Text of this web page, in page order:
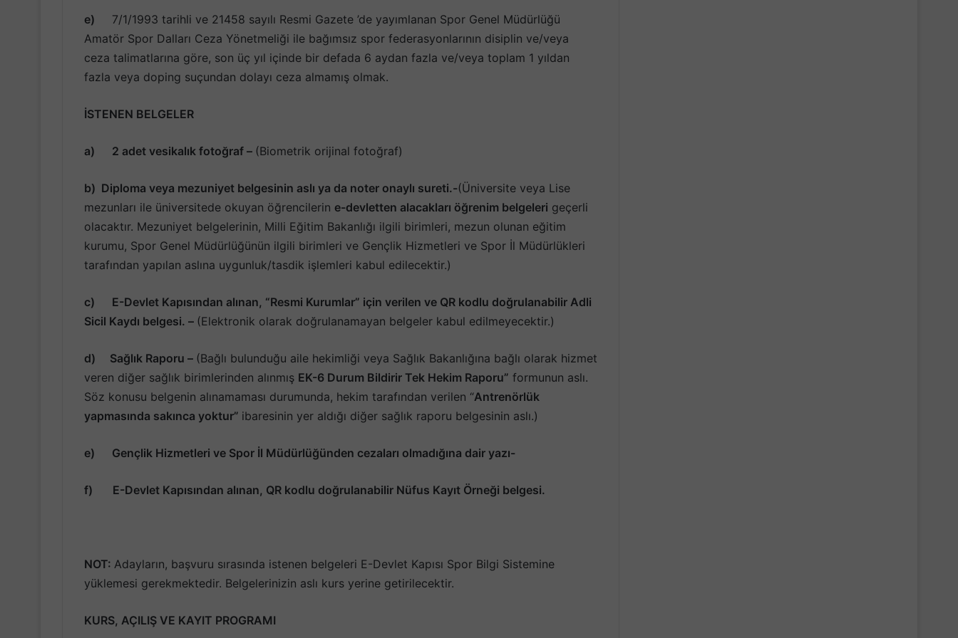
e) 7/1/1993 tarihli ve 21458 sayılı Resmi Gazete ’de yayımlanan Spor Genel Müdürlüğü
Amatör Spor Dalları Ceza Yönetmeliği ile bağımsız spor federasyonlarının disiplin ve/veya
ceza talimatlarına göre, son üç yıl içinde bir defada 6 aydan fazla ve/veya toplam 1 yıldan
fazla veya doping suçundan dolayı ceza almamış olmak.
İSTENEN BELGELER
a) 2 adet vesikalık fotoğraf – (Biometrik orijinal fotoğraf)
b) Diploma veya mezuniyet belgesinin aslı ya da noter onaylı sureti.-(Üniversite veya Lise
mezunları ile üniversitede okuyan öğrencilerin e-devletten alacakları öğrenim belgeleri geçerli
olacaktır. Mezuniyet belgelerinin, Milli Eğitim Bakanlığı ilgili birimleri, mezun olunan eğitim
kurumu, Spor Genel Müdürlüğünün ilgili birimleri ve Gençlik Hizmetleri ve Spor İl Müdürlükleri
tarafından yapılan aslına uygunluk/tasdik işlemleri kabul edilecektir.)
c) E-Devlet Kapısından alınan, “Resmi Kurumlar” için verilen ve QR kodlu doğrulanabilir Adli
Sicil Kaydı belgesi. – (Elektronik olarak doğrulanamayan belgeler kabul edilmeyecektir.)
d) Sağlık Raporu – (Bağlı bulunduğu aile hekimliği veya Sağlık Bakanlığına bağlı olarak hizmet
veren diğer sağlık birimlerinden alınmış EK-6 Durum Bildirir Tek Hekim Raporu” formunun aslı.
Söz konusu belgenin alınamaması durumunda, hekim tarafından verilen “Antrenörlük
yapmasında sakınca yoktur” ibaresinin yer aldığı diğer sağlık raporu belgesinin aslı.)
e) Gençlik Hizmetleri ve Spor İl Müdürlüğünden cezaları olmadığına dair yazı-
f) E-Devlet Kapısından alınan, QR kodlu doğrulanabilir Nüfus Kayıt Örneği belgesi.
NOT: Adayların, başvuru sırasında istenen belgeleri E-Devlet Kapısı Spor Bilgi Sistemine
yüklemesi gerekmektedir. Belgelerinizin aslı kurs yerine getirilecektir.
KURS, AÇILIŞ VE KAYIT PROGRAMI